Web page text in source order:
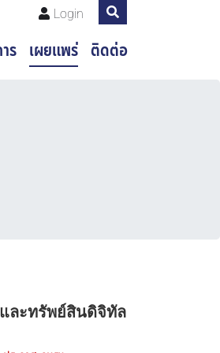
Login
ร เผยแพร่ ติดต่อ
ละทรัพย์สินดิจิทัล